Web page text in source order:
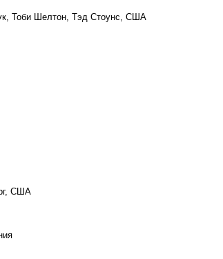
Тоби Шелтон, Тэд Стоунс, США
США